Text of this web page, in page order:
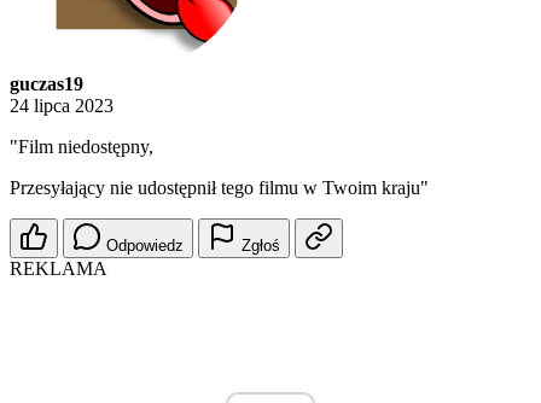
guczas19
24 lipca 2023
"Film niedostępny,
Przesyłający nie udostępnił tego filmu w Twoim kraju"
Odpowiedz Zgłoś
REKLAMA